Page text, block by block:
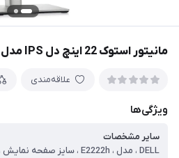
مانیتور استوک 22 اینچ دل IPS مدل HDMI Dell P2222H
علاقه‌مندی
ویژگی‌ها
سایر مشخصات